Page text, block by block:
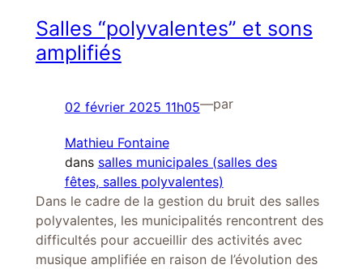
Salles “polyvalentes” et sons
amplifiés
02 février 2025 11h05—par
Mathieu Fontaine
dans salles municipales (salles des
fêtes, salles polyvalentes)
Dans le cadre de la gestion du bruit des salles
polyvalentes, les municipalités rencontrent des
difficultés pour accueillir des activités avec
musique amplifiée en raison de l’évolution des